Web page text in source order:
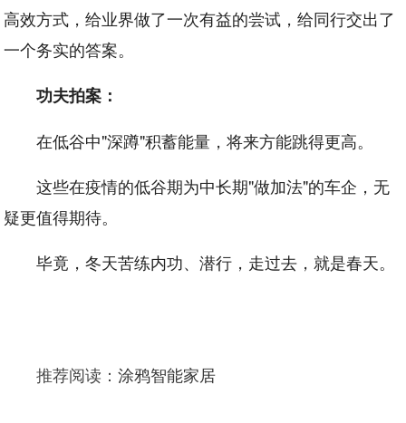
高效方式，给业界做了一次有益的尝试，给同行交出了
一个务实的答案。
功夫拍案：
在低谷中"深蹲"积蓄能量，将来方能跳得更高。
这些在疫情的低谷期为中长期"做加法"的车企，无
疑更值得期待。
毕竟，冬天苦练内功、潜行，走过去，就是春天。
推荐阅读：涂鸦智能家居